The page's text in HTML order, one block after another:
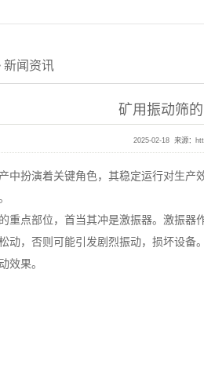
新闻资讯
矿用振动筛
2025-02-18 来源：
扮演着关键角色，其稳定运行对生产
点部位，首当其冲是激振器。激振器
动，否则可能引发剧烈振动，损坏设
效果。